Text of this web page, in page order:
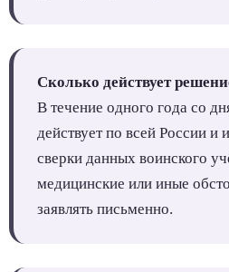
Сколько действует
В течение одного года со
действует по всей России и
сверки данных воинского
медицинские или иные
заявлять письменно.